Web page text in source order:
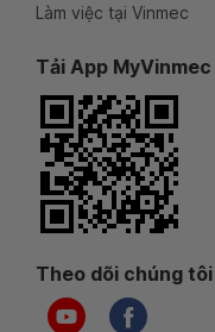
Làm việc tại Vinmec
Tải App MyVinmec
Theo dõi chúng tôi